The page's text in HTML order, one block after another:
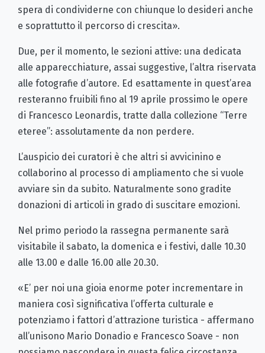
spera di condividerne con chiunque lo desideri anche
e soprattutto il percorso di crescita».
Due, per il momento, le sezioni attive: una dedicata
alle apparecchiature, assai suggestive, l’altra riservata
alle fotografie d’autore. Ed esattamente in quest’area
resteranno fruibili fino al 19 aprile prossimo le opere
di Francesco Leonardis, tratte dalla collezione “Terre
eteree”: assolutamente da non perdere.
L’auspicio dei curatori è che altri si avvicinino e
collaborino al processo di ampliamento che si vuole
avviare sin da subito. Naturalmente sono gradite
donazioni di articoli in grado di suscitare emozioni.
Nel primo periodo la rassegna permanente sarà
visitabile il sabato, la domenica e i festivi, dalle 10.30
alle 13.00 e dalle 16.00 alle 20.30.
«E’ per noi una gioia enorme poter incrementare in
maniera così significativa l’offerta culturale e
potenziamo i fattori d’attrazione turistica - affermano
all’unisono Mario Donadio e Francesco Soave - non